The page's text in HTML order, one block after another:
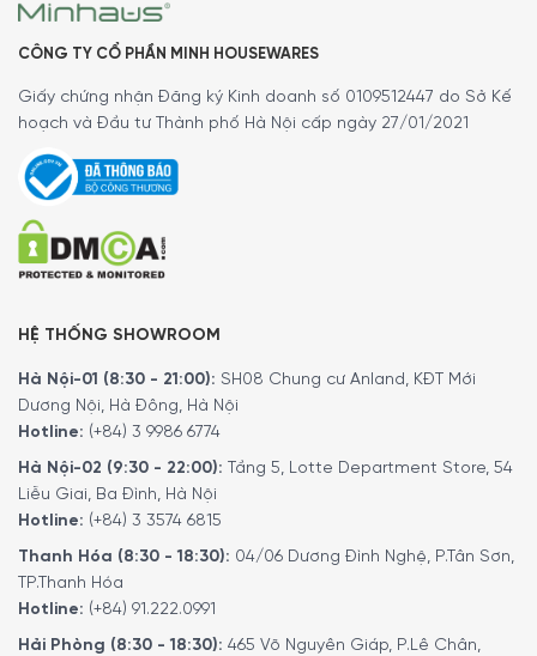
biệt là trong môi trường ánh sáng yếu, ánh sáng lan tỏa
một bầu không khí tuyệt vời và ấm cúng. Bạn cũng có thể
đặt các chai rượu trên kệ và có thể tháo rời hoặc loại bỏ
các kệ để lưu trữ chai với nhiệt độ khác nhau.
CÔNG TY CỔ PHẦN MINH HOUSEWARES
Giấy chứng nhận Đăng ký Kinh doanh số 0109512447 do Sở Kế
hoạch và Đầu tư Thành phố Hà Nội cấp ngày 27/01/2021
HỆ THỐNG SHOWROOM
Hà Nội-01 (8:30 - 21:00): SH08 Chung cư Anland, KĐT Mới
Dương Nội, Hà Đông, Hà Nội
Hotline: (+84) 3 9986 6774
Hà Nội-02 (9:30 - 22:00): Tầng 5, Lotte Department Store, 54
Liễu Giai, Ba Đình, Hà Nội
Hotline: (+84) 3 3574 6815
Thanh Hóa (8:30 - 18:30): 04/06 Dương Đình Nghệ, P.Tân Sơn,
TP.Thanh Hóa
Hotline: (+84) 91.222.0991
Hải Phòng (8:30 - 18:30): 465 Võ Nguyên Giáp, P.Lê Chân,